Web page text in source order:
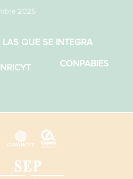
2025
QUE SE INTEGRA
CONPABIES